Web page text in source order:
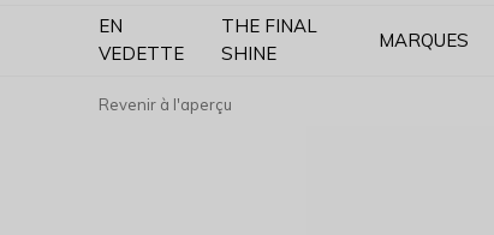
EN
VEDETTE
THE FINAL
SHINE
MARQUES
Revenir à l'aperçu